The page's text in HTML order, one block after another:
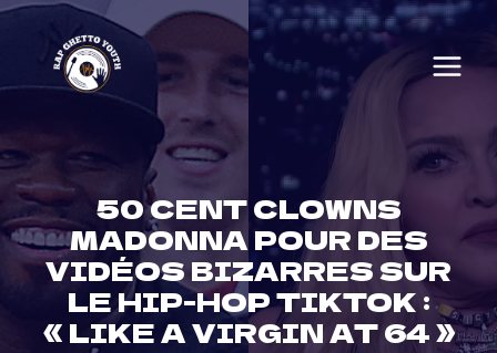
Skip
content
50 CENT CLOWNS
MADONNA POUR DES
VIDÉOS BIZARRES SUR
LE HIP-HOP TIKTOK :
« LIKE A VIRGIN AT 64 »